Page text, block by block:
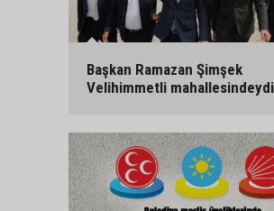
Başkan Ramazan Şimşek
Velihimmetli mahallesindeydi